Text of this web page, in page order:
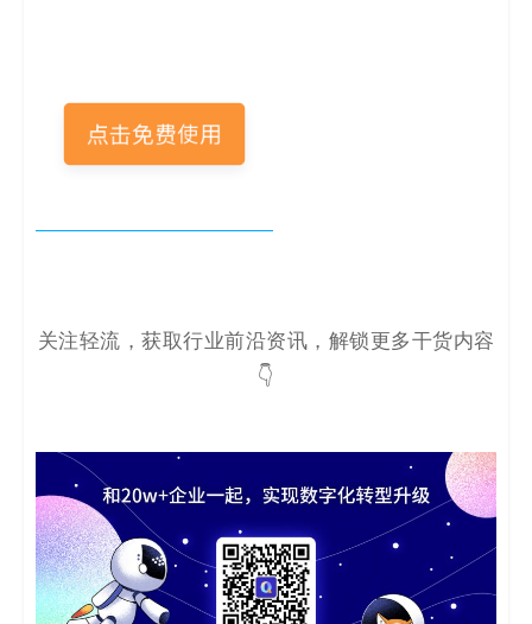
关注轻流，获取行业前沿资讯，解锁更多干货内容
👇